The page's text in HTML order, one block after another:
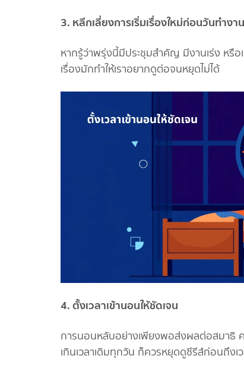
3. หลีกเลี่ยงการเริ่มเรื่องใหม่ก่อนวันทำงา
หากรู้ว่าพรุ่งนี้มีประชุมสำคัญ มีงานเร่ง หรือเ
เรื่องมักทำให้เราอยากดูต่อจนหยุดไม่ได้
4. ตั้งเวลาเข้านอนให้ชัดเจน
การนอนหลับอย่างเพียงพอส่งผลต่อสมาธิ ค
เกินเวลาเดิมทุกวัน ก็ควรหยุดดูซีรีส์ก่อนถึง